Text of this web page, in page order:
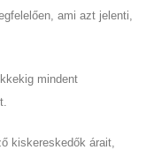
ami azt jelenti,
mindent
kiskereskedők árait,